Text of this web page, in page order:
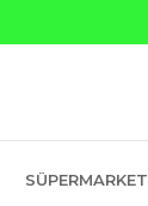
SÜPERMARKET